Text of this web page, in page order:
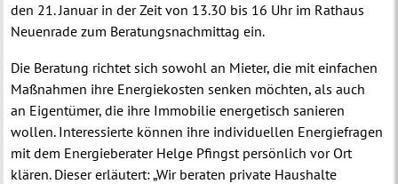
den 21. Januar in der Zeit von 13.30 bis 16 Uhr im Rathaus
Neuenrade zum Beratungsnachmittag ein.
Die Beratung richtet sich sowohl an Mieter, die mit einfachen
Maßnahmen ihre Energiekosten senken möchten, als auch
an Eigentümer, die ihre Immobilie energetisch sanieren
wollen. Interessierte können ihre individuellen Energiefragen
mit dem Energieberater Helge Pfingst persönlich vor Ort
klären. Dieser erläutert: „Wir beraten private Haushalte